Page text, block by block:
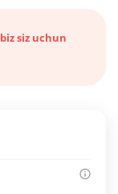
siz uchun